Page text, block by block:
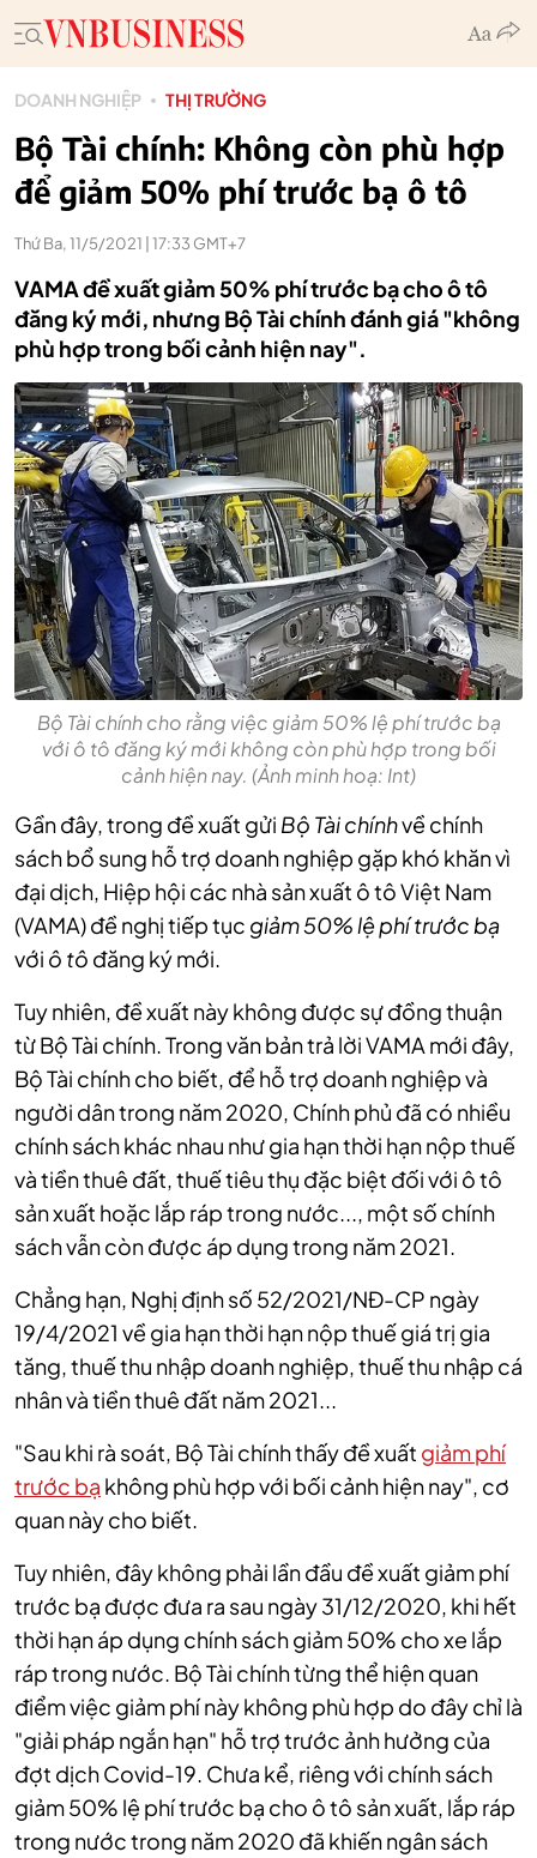
DOANH NGHIỆP THỊ TRƯỜNG
Bộ Tài chính: Không còn phù hợp
để giảm 50% phí trước bạ ô tô
Thứ Ba, 11/5/2021 | 17:33 GMT+7
VAMA đề xuất giảm 50% phí trước bạ cho ô tô
đăng ký mới, nhưng Bộ Tài chính đánh giá "không
phù hợp trong bối cảnh hiện nay".
Bộ Tài chính cho rằng việc giảm 50% lệ phí trước bạ
với ô tô đăng ký mới không còn phù hợp trong bối
cảnh hiện nay. (Ảnh minh hoạ: Int)
Gần đây, trong đề xuất gửi Bộ Tài chínhvề chính
sách bổ sung hỗ trợ doanh nghiệp gặp khó khăn vì
đại dịch, Hiệp hội các nhà sản xuất ô tô Việt Nam
(VAMA) đề nghị tiếp tục giảm 50% lệ phí trước bạ
với ô tô đăng ký mới.
Tuy nhiên, đề xuất này không được sự đồng thuận
từ Bộ Tài chính. Trong văn bản trả lời VAMA mới đây,
Bộ Tài chính cho biết, để hỗ trợ doanh nghiệp và
người dân trong năm 2020, Chính phủ đã có nhiều
chính sách khác nhau như gia hạn thời hạn nộp thuế
và tiền thuê đất, thuế tiêu thụ đặc biệt đối với ô tô
sản xuất hoặc lắp ráp trong nước..., một số chính
sách vẫn còn được áp dụng trong năm 2021.
Chẳng hạn, Nghị định số 52/2021/NĐ-CP ngày
19/4/2021 về gia hạn thời hạn nộp thuế giá trị gia
tăng, thuế thu nhập doanh nghiệp, thuế thu nhập cá
nhân và tiền thuê đất năm 2021...
"Sau khi rà soát, Bộ Tài chính thấy đề xuất giảm phí
trước bạ không phù hợp với bối cảnh hiện nay", cơ
quan này cho biết.
Tuy nhiên, đây không phải lần đầu đề xuất giảm phí
trước bạ được đưa ra sau ngày 31/12/2020, khi hết
thời hạn áp dụng chính sách giảm 50% cho xe lắp
ráp trong nước. Bộ Tài chính từng thể hiện quan
điểm việc giảm phí này không phù hợp do đây chỉ là
"giải pháp ngắn hạn" hỗ trợ trước ảnh hưởng của
đợt dịch Covid-19. Chưa kể, riêng với chính sách
giảm 50% lệ phí trước bạ cho ô tô sản xuất, lắp ráp
trong nước trong năm 2020 đã khiến ngân sách